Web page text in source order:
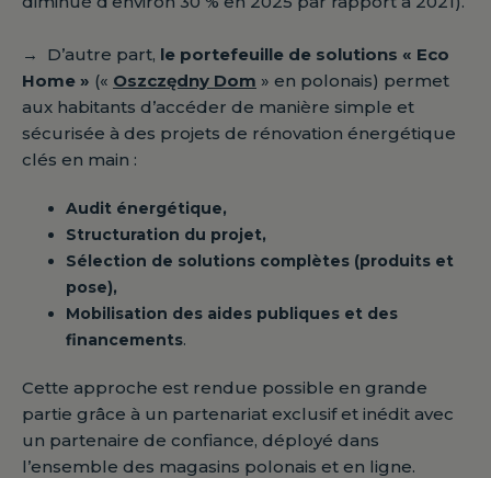
→ D’autre part, le portefeuille de solutions « Eco
Home » (« Oszczędny Dom » en polonais) permet
aux habitants d’accéder de manière simple et
sécurisée à des projets de rénovation énergétique
clés en main :
Audit énergétique,
Structuration du projet,
Sélection de solutions complètes (produits et
pose),
Mobilisation des aides publiques et des
financements.
Cette approche est rendue possible en grande
partie grâce à un partenariat exclusif et inédit avec
un partenaire de confiance, déployé dans
l’ensemble des magasins polonais et en ligne.